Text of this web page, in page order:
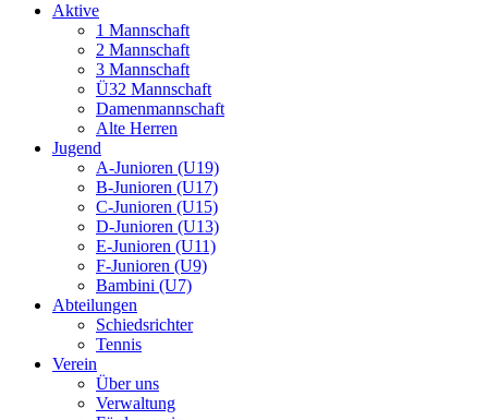
Aktive
1 Mannschaft
2 Mannschaft
3 Mannschaft
Ü32 Mannschaft
Damenmannschaft
Alte Herren
Jugend
A-Junioren (U19)
B-Junioren (U17)
C-Junioren (U15)
D-Junioren (U13)
E-Junioren (U11)
F-Junioren (U9)
Bambini (U7)
Abteilungen
Schiedsrichter
Tennis
Verein
Über uns
Verwaltung